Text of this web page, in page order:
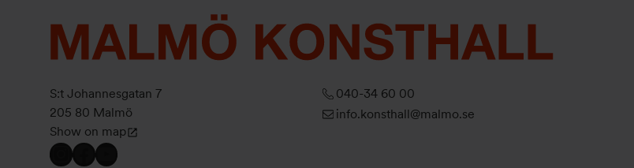
S:t Johannesgatan 7
205 80 Malmö
Show on map
040-34 60 00
info.konsthall@malmo.se
Instagram
Facebook
YouTube